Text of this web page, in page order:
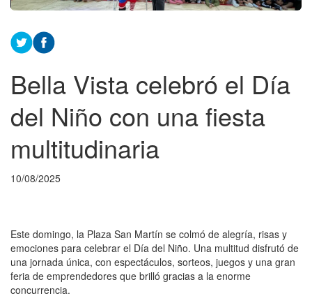
Bella Vista celebró el Día
del Niño con una fiesta
multitudinaria
10/08/2025
Este domingo, la Plaza San Martín se colmó de alegría, risas y
emociones para celebrar el Día del Niño. Una multitud disfrutó de
una jornada única, con espectáculos, sorteos, juegos y una gran
feria de emprendedores que brilló gracias a la enorme
concurrencia.